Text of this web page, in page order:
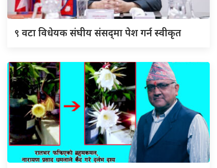
९ वटा विधेयक संघीय संसद्‌मा पेश गर्न स्वीकृत